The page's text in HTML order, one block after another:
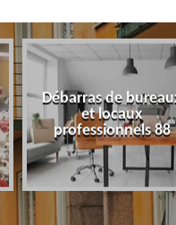
Débarras de
et locaux
professionnels 88